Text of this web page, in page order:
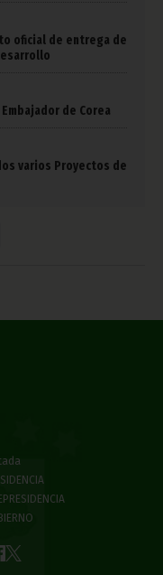
oficial de entrega de
de Corea
varios Proyectos de